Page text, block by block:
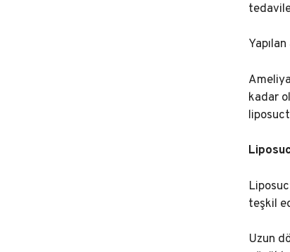
kadar
teşkil
Uzun